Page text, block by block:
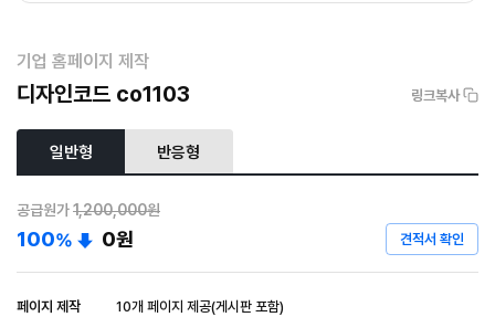
기업 홈페이지 제작
디자인코드 co1103 링크복사
일반형 반응형
공급원가1,200,000원
100% 0원 견적서 확인
페이지 제작
10개 페이지 제공(게시판 포함)